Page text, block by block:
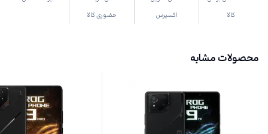
کالا
اکسپرس
حضوری کالا
محصولات مشابه